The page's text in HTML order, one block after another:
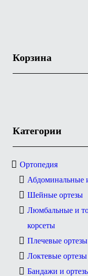
Корзина
Категории
Ортопедия
Абдоминальные
Шейные ортезы
Люмбальные и
корсеты
Плечевые ортезы
Локтевые ортезы
Бандажи и